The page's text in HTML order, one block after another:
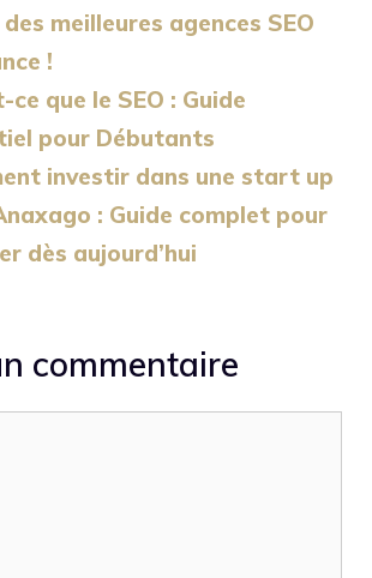
des meilleures agences SEO
!
ce que le SEO : Guide
pour Débutants
investir dans une start up
: Guide complet pour
dès aujourd’hui
commentaire